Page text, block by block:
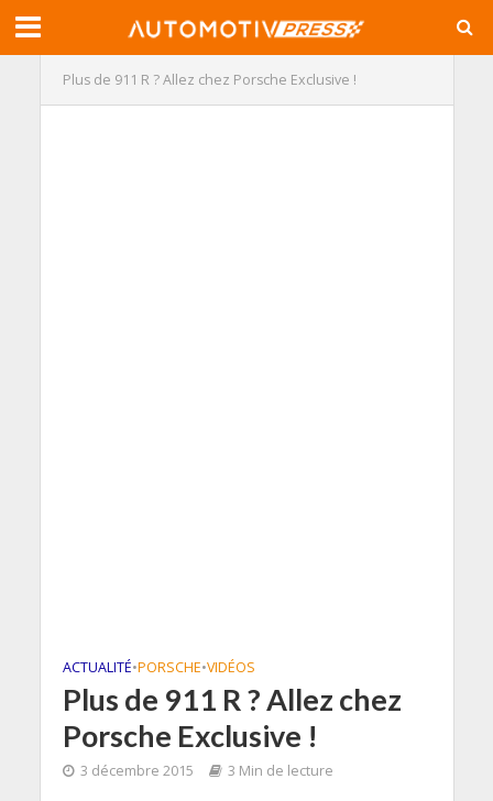
Plus de 911 R ? Allez chez Porsche Exclusive !
ACTUALITÉ•PORSCHE•VIDÉOS
Plus de 911 R ? Allez chez
Porsche Exclusive !
3 décembre 2015 3 Min de lecture